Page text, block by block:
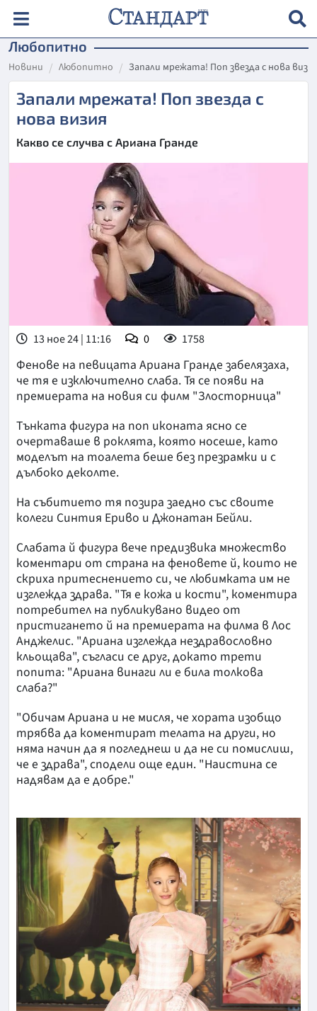
Любопитно
Новини Любопитно Запали мрежата! Поп звезда с нова
Запали мрежата! Поп звезда с
нова визия
Какво се случва с Ариана Гранде
13 ное 24 | 11:16 0 1758
Фенове на певицата Ариана Гранде забелязаха,
че тя е изключително слаба. Тя се появи на
премиерата на новия си филм "Злосторница"
Тънката фигура на поп иконата ясно се
очертаваше в роклята, която носеше, като
моделът на тоалета беше без презрамки и с
дълбоко деколте.
На събитието тя позира заедно със своите
колеги Синтия Ериво и Джонатан Бейли.
Слабата й фигура вече предизвика множество
коментари от страна на феновете й, които не
скриха притеснението си, че любимката им не
изглежда здрава. "Тя е кожа и кости", коментира
потребител на публикувано видео от
пристигането й на премиерата на филма в Лос
Анджелис. "Ариана изглежда нездравословно
кльощава", съгласи се друг, докато трети
попита: "Ариана винаги ли е била толкова
слаба?"
"Обичам Ариана и не мисля, че хората изобщо
трябва да коментират телата на други, но
няма начин да я погледнеш и да не си помислиш,
че е здрава", сподели още един. "Наистина се
надявам да е добре."